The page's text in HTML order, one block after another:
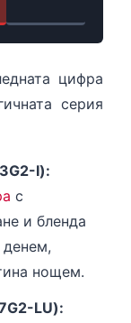
цифра
серия
I):
с
и бленда
денем,
нощем.
LU):